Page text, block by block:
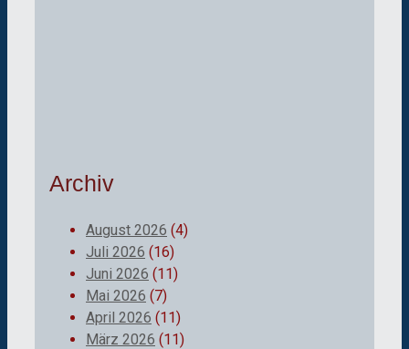
Archiv
August 2026 (4)
Juli 2026 (16)
Juni 2026 (11)
Mai 2026 (7)
April 2026 (11)
März 2026 (11)